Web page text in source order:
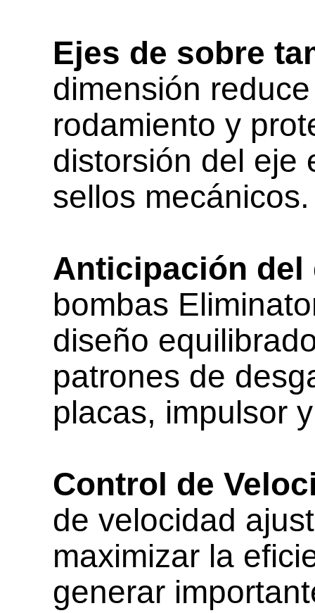
Ejes de sobre
dimensión
rodamiento y
distorsión del eje
sellos mecánicos.
Anticipación del
bombas
diseño
patrones de
placas, impulsor
Control de
de velocidad
maximizar la
generar